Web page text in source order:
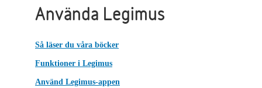
Använda Legimus
Så läser du våra böcker
Funktioner i Legimus
Använd Legimus-appen